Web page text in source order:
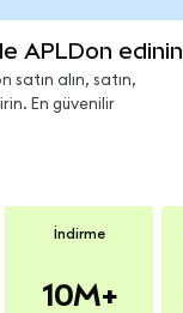
APLDon edinin
satın alın, satın,
En güvenilir
İndirme
10M+